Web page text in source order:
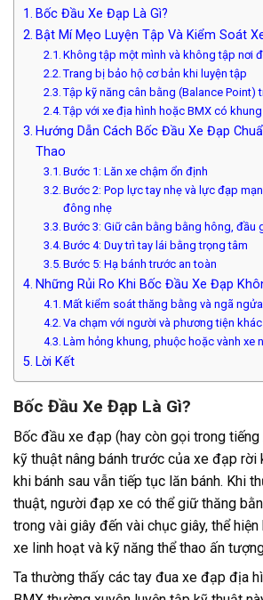
Bốc Đầu Xe Đạp Là Gì?
Bật Mí Mẹo Luyện Tập Và Kiểm Soát
Không tập một mình và không tập nơi
Trang bị bảo hộ cơ bản khi luyện tập
Tập kỹ năng cân bằng (Balance Point)
Tập với xe địa hình hoặc BMX có
Hướng Dẫn Cách Bốc Đầu Xe Đạp
Thao
Bước 1: Lăn xe chậm ổn định
Bước 2: Pop lực tay nhẹ và lực đạp
đông nhẹ
Bước 3: Giữ cân bằng bằng hông, đầu
Bước 4: Duy trì tay lái bằng trọng tâm
Bước 5: Hạ bánh trước an toàn
Những Rủi Ro Khi Bốc Đầu Xe Đạp
Mất kiểm soát thăng bằng và ngã
Va chạm với người và phương tiện khác
Làm hỏng khung, phuộc hoặc vành xe
Lời Kết
Bốc Đầu Xe Đạp Là Gì?
Bốc đầu xe đạp (hay còn gọi trong tiếng
kỹ thuật nâng bánh trước của xe đạp
khi bánh sau vẫn tiếp tục lăn bánh. Khi
thuật, người đạp xe có thể giữ thăng
trong vài giây đến vài chục giây, thể
xe linh hoạt và kỹ năng thể thao ấn
Ta thường thấy các tay đua xe đạp địa